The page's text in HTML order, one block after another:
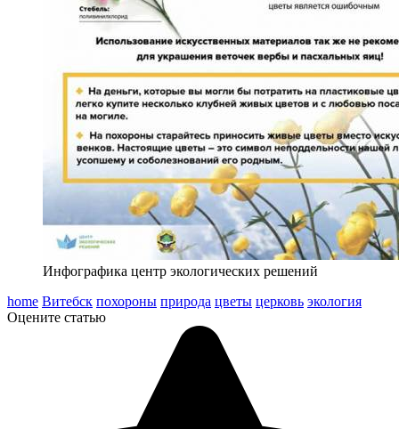
Инфографика центр экологических решений
home Витебск похороны природа цветы церковь экология
Оцените статью